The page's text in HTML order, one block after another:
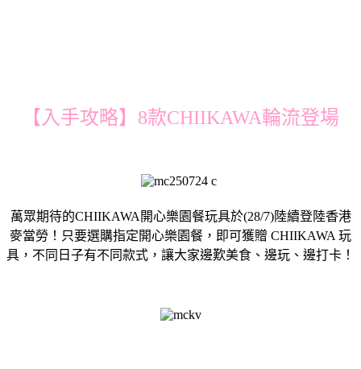
【入手攻略】8款CHIIKAWA輪流登場
萬眾期待的CHIIKAWA開心樂園餐玩具於(28/7)陸續登陸香港
麥當勞！只要選購指定開心樂園餐，即可獲贈 CHIIKAWA 玩
具，不同日子有不同款式，讓大家邊歎美食、邊玩、邊打卡！